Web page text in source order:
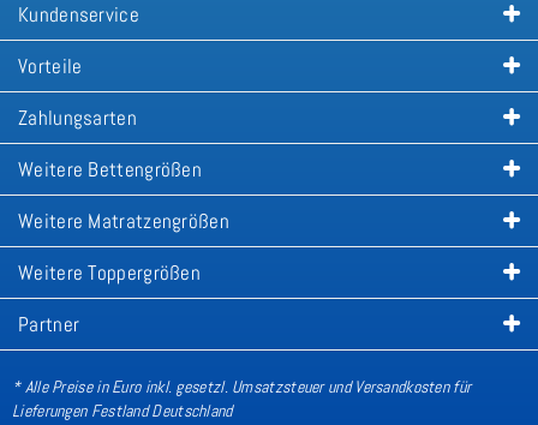
Kundenservice
Vorteile
Zahlungsarten
Weitere Bettengrößen
Weitere Matratzengrößen
Weitere Toppergrößen
Partner
* Alle Preise in Euro inkl. gesetzl. Umsatzsteuer und Versandkosten für
Lieferungen Festland Deutschland